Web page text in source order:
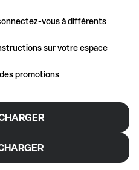
vous à différents
sur votre espace
promotions